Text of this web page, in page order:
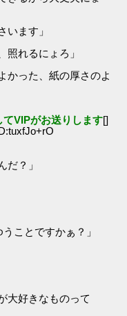
います」
照れるにょろ」
かった、紙の厚さのよ
てVIPがお送りします[]
だ？」
ことですかぁ？」
大好きなものって